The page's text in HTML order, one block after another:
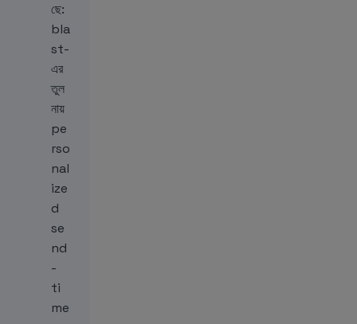
ছে:
bla
st-
এর
তুল
নায়
pe
rso
nal
ize
d
se
nd
-
ti
me